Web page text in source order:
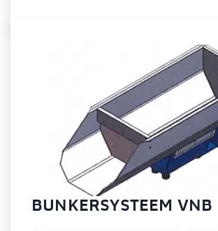
BUNKERSYSTEEM VNB